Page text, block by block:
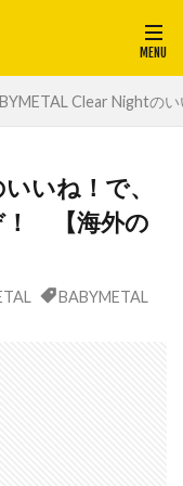
Clear Nightの
いね！で、
！ 【海外の
BABYMETAL